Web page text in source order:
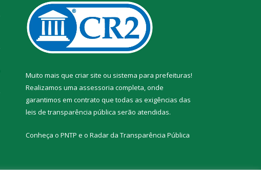
Muito mais que criar site ou sistema para prefeituras!
Realizamos uma assessoria completa, onde
garantimos em contrato que todas as exigências das
leis de transparência pública serão atendidas.
Conheça o PNTP e o Radar da Transparência Pública